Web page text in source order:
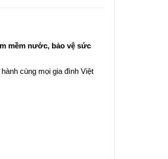
mềm nước, bảo vệ sức
cùng mọi gia đình Việt